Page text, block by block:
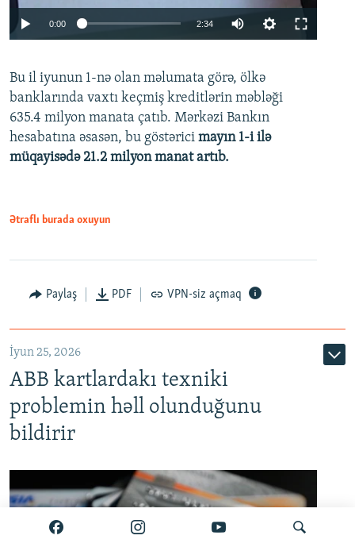
Auto 240p 360p 480p
720p 1080p
0:00 2:34
360p
480p
720p
Bu il iyunun 1-nə olan məlumata görə, ölkə
banklarında vaxtı keçmiş kreditlərin məbləği
635.4 milyon manata çatıb. Mərkəzi Bankın
hesabatına əsasən, bu göstərici mayın 1-i ilə
müqayisədə 21.2 milyon manat artıb.
Ətraflı burada oxuyun
Paylaş PDF VPN-siz açmaq
İyun 25, 2026
ABB kartlardakı texniki
problemin həll olunduğunu
bildirir